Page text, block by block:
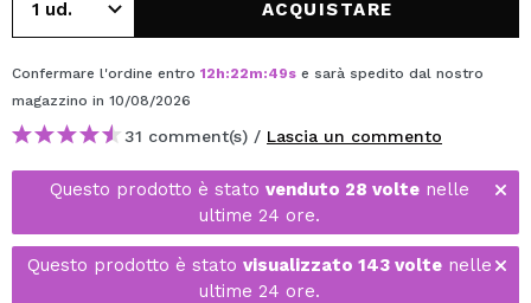
ACQUISTARE
Confermare l'ordine entro 12h:22m:49s e sarà spedito dal nostro
magazzino in 10/08/2026
31 comment(s) / Lascia un commento
Questo prodotto è stato venduto 28 volte nelle
ultime 24 ore.
Questo prodotto è stato visualizzato 143 volte nelle
ultime 24 ore.